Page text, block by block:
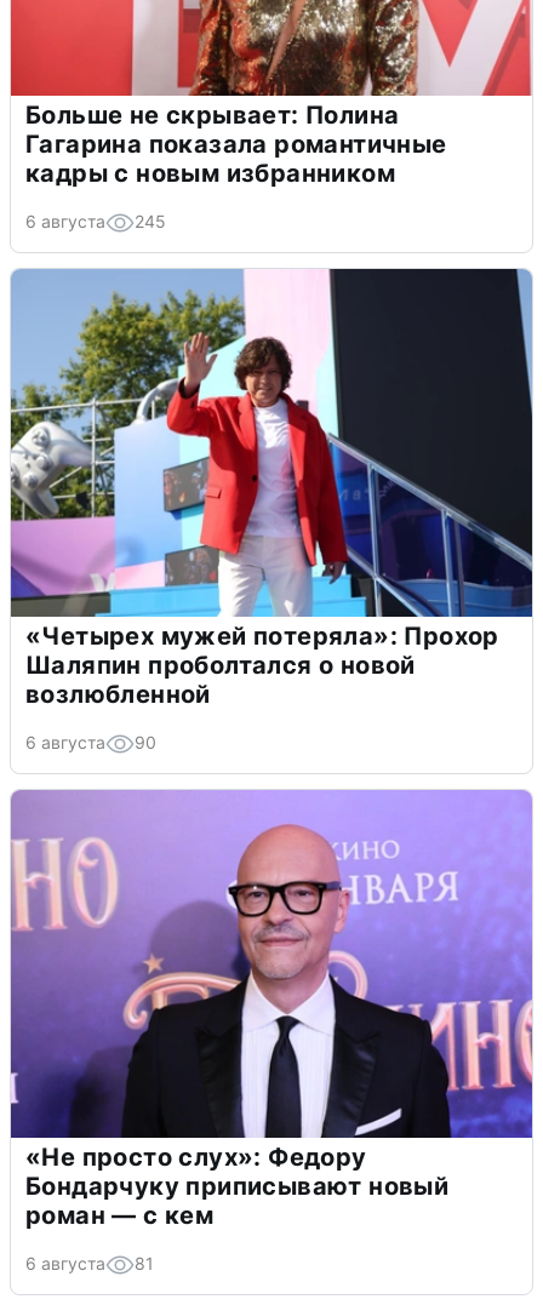
Больше не скрывает: Полина
Гагарина показала романтичные
кадры с новым избранником
6 августа 245
«Четырех мужей потеряла»: Прохор
Шаляпин проболтался о новой
возлюбленной
6 августа 90
«Не просто слух»: Федору
Бондарчуку приписывают новый
роман — с кем
6 августа 81